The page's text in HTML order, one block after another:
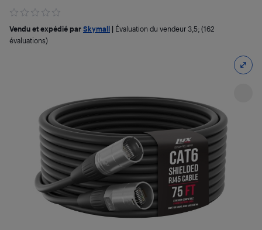
Vendu et expédié par Skymall Évaluation du vendeur 3,5; (162
évaluations)